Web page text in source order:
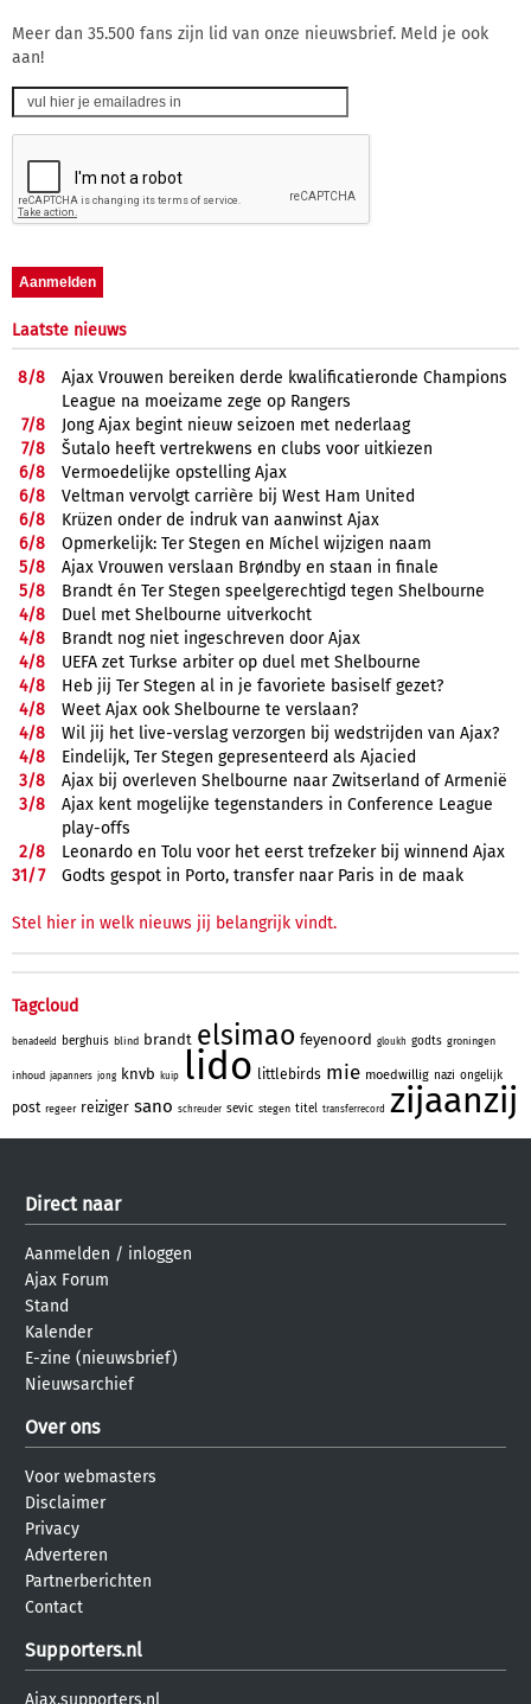
Meer dan 35.500 fans zijn lid van onze nieuwsbrief. Meld je ook
aan!
Laatste nieuws
8/8
Ajax Vrouwen bereiken derde kwalificatieronde Champions
League na moeizame zege op Rangers
7/8
Jong Ajax begint nieuw seizoen met nederlaag
7/8
Šutalo heeft vertrekwens en clubs voor uitkiezen
6/8
Vermoedelijke opstelling Ajax
6/8
Veltman vervolgt carrière bij West Ham United
6/8
Krüzen onder de indruk van aanwinst Ajax
6/8
Opmerkelijk: Ter Stegen en Míchel wijzigen naam
5/8
Ajax Vrouwen verslaan Brøndby en staan in finale
5/8
Brandt én Ter Stegen speelgerechtigd tegen Shelbourne
4/8
Duel met Shelbourne uitverkocht
4/8
Brandt nog niet ingeschreven door Ajax
4/8
UEFA zet Turkse arbiter op duel met Shelbourne
4/8
Heb jij Ter Stegen al in je favoriete basiself gezet?
4/8
Weet Ajax ook Shelbourne te verslaan?
4/8
Wil jij het live-verslag verzorgen bij wedstrijden van Ajax?
4/8
Eindelijk, Ter Stegen gepresenteerd als Ajacied
3/8
Ajax bij overleven Shelbourne naar Zwitserland of Armenië
3/8
Ajax kent mogelijke tegenstanders in Conference League
play-offs
2/8
Leonardo en Tolu voor het eerst trefzeker bij winnend Ajax
31/7 Godts gespot in Porto, transfer naar Paris in de maak
Stel hier in welk nieuws jij belangrijk vindt.
Tagcloud
benadeeld berghuis blind brandt elsimao feyenoord gloukh godts groningen
inhoud japanners jong knvb kuip lido littlebirds mie moedwillig nazi ongelijk
post regeer reiziger sano schreuder sevic stegen titel transferrecord zijaanzij
Direct naar
Aanmelden / inloggen
Ajax Forum
Stand
Kalender
E-zine (nieuwsbrief)
Nieuwsarchief
Over ons
Voor webmasters
Disclaimer
Privacy
Adverteren
Partnerberichten
Contact
Supporters.nl